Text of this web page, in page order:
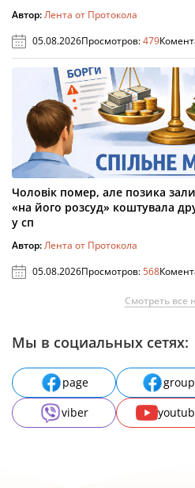
Автор:Лента от Протокола
05.08.2026Просмотров:479
Чоловік помер, але позика
«на його розсуд» коштувала
у сп
Автор:Лента от Протокола
05.08.2026Просмотров:568
Смотреть все
Мы в социальных сетях:
page group
viber